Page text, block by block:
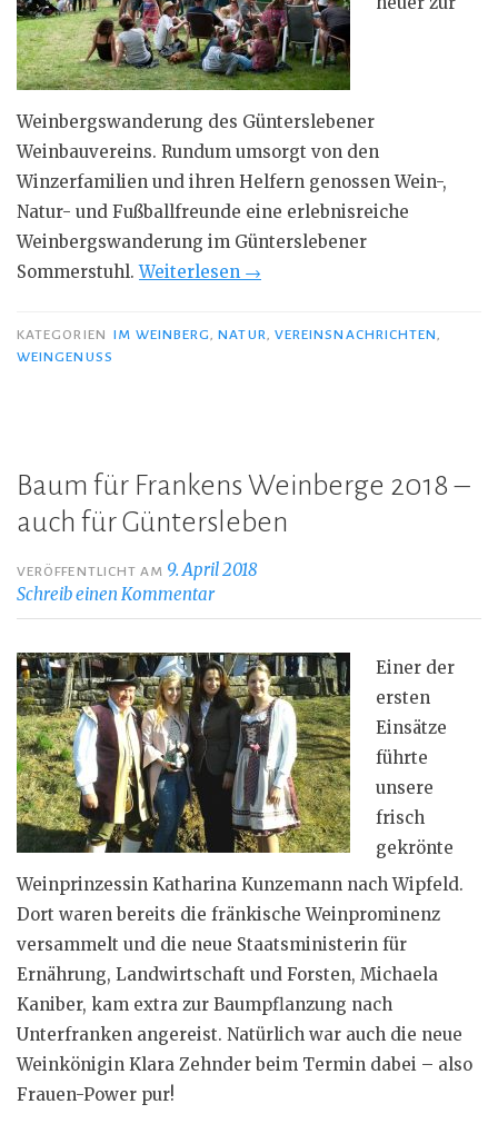
Weinbergswanderung des Günterslebener
Weinbauvereins. Rundum umsorgt von den
Winzerfamilien und ihren Helfern genossen Wein-,
Natur- und Fußballfreunde eine erlebnisreiche
Weinbergswanderung im Günterslebener
Sommerstuhl.Weiterlesen „Botanik,
Bocksbeutel
→
KATEGORIEN IM WEINBERG,NATUR, VEREINSNACHRICHTEN,
WEINGENUSS
Baum für Frankens Weinberge 2018 –
auch für Güntersleben
VERÖFFENTLICHT AM 9. April 2018
Schreib einen Kommentar
Einer der
ersten
Einsätze
führte
unsere
frisch
gekrönte
Weinprinzessin Katharina Kunzemann nach Wipfeld.
Dort waren bereits die fränkische Weinprominenz
versammelt und die neue Staatsministerin für
Ernährung, Landwirtschaft und Forsten, Michaela
Kaniber, kam extra zur Baumpflanzung nach
Unterfranken angereist. Natürlich war auch die neue
Weinkönigin Klara Zehnder beim Termin dabei – also
Frauen-Power pur!